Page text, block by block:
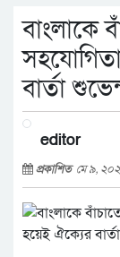
বাংলাকে
সহযোগিতা
বার্তা
editor
প্রকাশিত মে ৯,